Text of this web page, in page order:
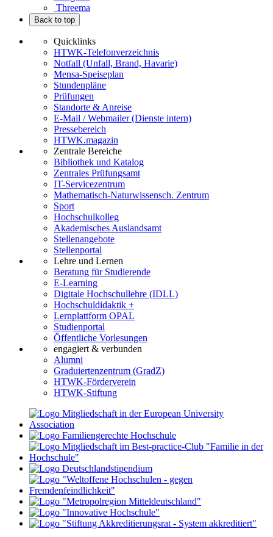
Threema
Back to top
Quicklinks
HTWK-Telefonverzeichnis
Notfall (Unfall, Brand, Havarie)
Mensa-Speiseplan
Stundenpläne
Prüfungen
Standorte & Anreise
E-Mail / Webmailer (Dienste intern)
Pressebereich
HTWK.magazin
Zentrale Bereiche
Bibliothek und Katalog
Zentrales Prüfungsamt
IT-Servicezentrum
Mathematisch-Naturwissensch. Zentrum
Sport
Hochschulkolleg
Akademisches Auslandsamt
Stellenangebote
Stellenportal
Lehre und Lernen
Beratung für Studierende
E-Learning
Digitale Hochschullehre (IDLL)
Hochschuldidaktik +
Lernplattform OPAL
Studienportal
Öffentliche Vorlesungen
engagiert & verbunden
Alumni
Graduiertenzentrum (GradZ)
HTWK-Förderverein
HTWK-Stiftung